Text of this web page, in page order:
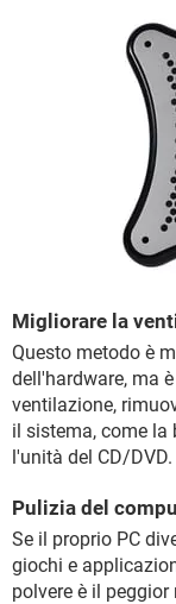
Migliorare la
Questo metodo è
dell'hardware, ma
ventilazione,
il sistema, come la
l'unità del CD/DVD.
Pulizia del
Se il proprio PC
giochi e
polvere è il